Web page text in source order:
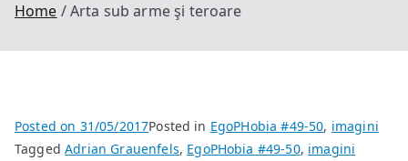
Home Arta sub arme şi teroare
Posted on 31/05/2017Posted in EgoPHobia #49-50, imagini
TaggedAdrian Grauenfels, EgoPHobia #49-50, imagini